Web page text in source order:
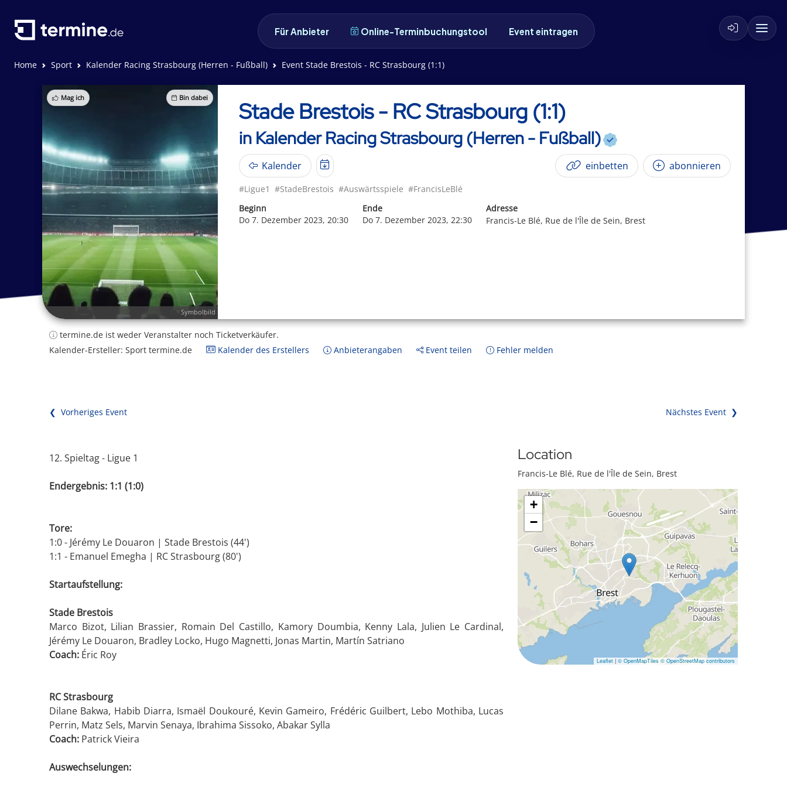
Für Anbieter Online-Terminbuchungstool Event eintragen
Home Sport Kalender Racing Strasbourg (Herren - Fußball) Event Stade Brestois - RC Strasbourg (1:1)
Mag ich Bin dabei
Symbolbild
Stade Brestois - RC Strasbourg (1:1)
in Kalender Racing Strasbourg (Herren - Fußball)
Kalender einbetten abonnieren
#Ligue1 #StadeBrestois #Auswärtsspiele #FrancisLeBlé
Beginn
Do 7. Dezember 2023, 20:30
Ende
Do 7. Dezember 2023, 22:30
Adresse
Francis-Le Blé, Rue de l'Île de Sein, Brest
termine.de ist weder Veranstalter noch Ticketverkäufer.
Kalender-Ersteller: Sport termine.de
Kalender des Erstellers Anbieterangaben Event teilen Fehler melden
❮ Vorheriges Event Nächstes Event ❯
12. Spieltag - Ligue 1
Endergebnis: 1:1 (1:0)
Tore:
1:0 - Jérémy Le Douaron | Stade Brestois (44')
1:1 - Emanuel Emegha | RC Strasbourg (80')
Startaufstellung:
Stade Brestois
Marco Bizot, Lilian Brassier, Romain Del Castillo, Kamory Doumbia, Kenny Lala, Julien Le Cardinal,
Jérémy Le Douaron, Bradley Locko, Hugo Magnetti, Jonas Martin, Martín Satriano
Coach: Éric Roy
RC Strasbourg
Dilane Bakwa, Habib Diarra, Ismaël Doukouré, Kevin Gameiro, Frédéric Guilbert, Lebo Mothiba, Lucas
Perrin, Matz Sels, Marvin Senaya, Ibrahima Sissoko, Abakar Sylla
Coach: Patrick Vieira
Auswechselungen:
Location
Francis-Le Blé, Rue de l'Île de Sein, Brest
+
−
Leaflet | © OpenMapTiles © OpenStreetMap contributors